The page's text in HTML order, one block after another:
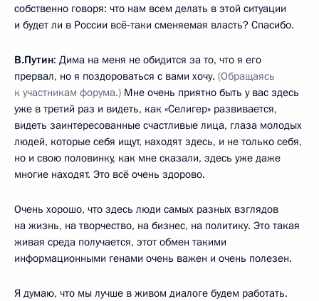
собственно говоря: что нам всем делать в этой ситуации
и будет ли в России всё‑таки сменяемая власть? Спасибо.
В.Путин: Дима на меня не обидится за то, что я его
прервал, но я поздороваться с вами хочу. (Обращаясь
к участникам форума.) Мне очень приятно быть у вас здесь
уже в третий раз и видеть, как «Селигер» развивается,
видеть заинтересованные счастливые лица, глаза молодых
людей, которые себя ищут, находят здесь, и не только себя,
но и свою половинку, как мне сказали, здесь уже даже
многие находят. Это всё очень здорово.
Очень хорошо, что здесь люди самых разных взглядов
на жизнь, на творчество, на бизнес, на политику. Это такая
живая среда получается, этот обмен такими
информационными генами очень важен и очень полезен.
Я думаю, что мы лучше в живом диалоге будем работать.